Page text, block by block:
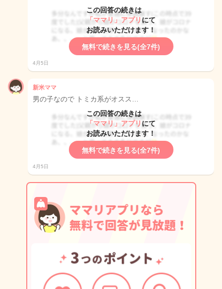
この回答の続きは
「ママリ」アプリ にて
お読みいただけます！
無料で続きを見る(全7件)
4月5日
新米ママ
男の子なので トミカ系がオスス…
この回答の続きは
「ママリ」アプリ にて
お読みいただけます！
無料で続きを見る(全7件)
4月5日